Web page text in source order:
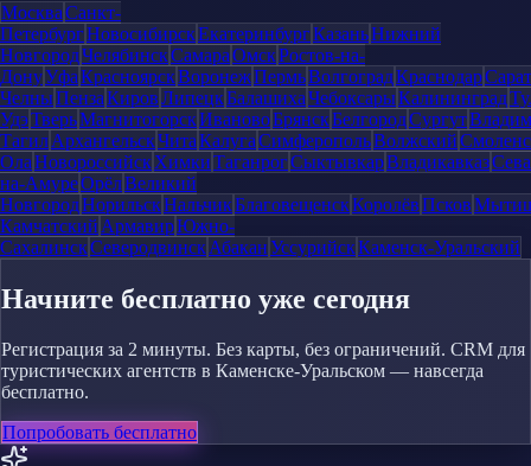
МоскваСанкт-
ПетербургНовосибирскЕкатеринбургКазаньНижний
НовгородЧелябинскСамараОмскРостов-на-
ДонуУфаКрасноярскВоронежПермьВолгоградКраснодар
ЧелныПензаКировЛипецкБалашихаЧебоксарыКалининград
УдэТверьМагнитогорскИвановоБрянскБелгородСургут
ТагилАрхангельскЧитаКалугаСимферопольВолжский
ОлаНовороссийскХимкиТаганрогСыктывкарВладикавказ
на-АмуреОрёлВеликий
НовгородНорильскНальчикБлаговещенскКоролёвПсков
Камчатский АрмавирЮжно-
СахалинскСеверодвинскАбаканУссурийскКаменск-Уральский
Начните бесплатно уже сегодня
Регистрация за 2 минуты. Без карты, без ограничений. CRM для
туристических агентств в Каменске-Уральском — навсегда
бесплатно.
Попробовать бесплатно